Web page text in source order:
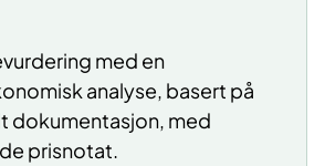
med en
analyse, basert på
dokumentasjon, med
prisnotat.